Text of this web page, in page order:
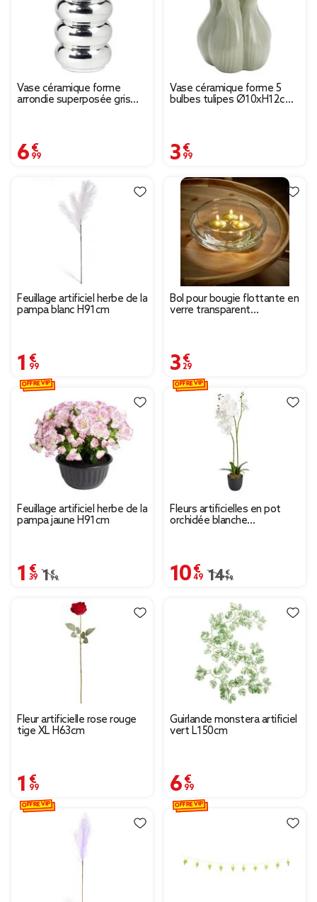
Vase céramique forme
arrondie superposée gris
6,99 €
Vase céramique forme 5
bulbes tulipes Ø10xH12cm
3,99 €
Feuillage artificiel herbe de la
pampa blanc H91cm
1,99 €
Bol pour bougie flottante en
verre transparent
3,29 €
Feuillage artificiel herbe de la
pampa jaune H91cm
1,39 €
Prix remisé de 1,99 € à 1,39 €
1,99 €
OFFRE VIP
Fleurs artificielles en pot
orchidée blanche
10,49 €
Prix remisé de 14,99
14,99 €
OFFRE VIP
Fleur artificielle rose rouge
tige XL H63cm
1,99 €
Guirlande monstera artificiel
vert L150cm
6,99 €
OFFRE VIP OFFRE VIP